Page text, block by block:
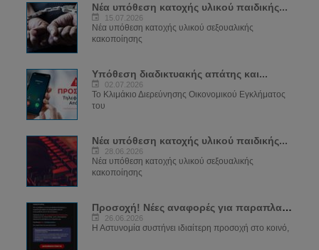
Νέα υπόθεση κατοχής υλικού παιδικής...
15.07.2026
Νέα υπόθεση κατοχής υλικού σεξουαλικής
κακοποίησης
Υπόθεση διαδικτυακής απάτης και...
02.07.2026
Το Κλιμάκιο Διερεύνησης Οικονομικού Εγκλήματος
του
Νέα υπόθεση κατοχής υλικού παιδικής...
28.06.2026
Νέα υπόθεση κατοχής υλικού σεξουαλικής
κακοποίησης
Προσοχή! Νέες αναφορές για παραπλανητικά...
26.06.2026
Η Αστυνομία συστήνει ιδιαίτερη προσοχή στο κοινό,